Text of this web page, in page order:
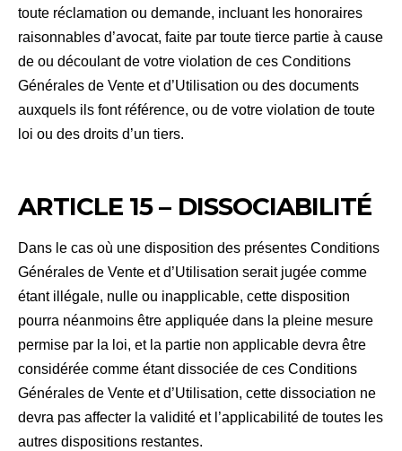
toute réclamation ou demande, incluant les honoraires
raisonnables d’avocat, faite par toute tierce partie à cause
de ou découlant de votre violation de ces Conditions
Générales de Vente et d’Utilisation ou des documents
auxquels ils font référence, ou de votre violation de toute
loi ou des droits d’un tiers.
ARTICLE 15 – DISSOCIABILITÉ
Dans le cas où une disposition des présentes Conditions
Générales de Vente et d’Utilisation serait jugée comme
étant illégale, nulle ou inapplicable, cette disposition
pourra néanmoins être appliquée dans la pleine mesure
permise par la loi, et la partie non applicable devra être
considérée comme étant dissociée de ces Conditions
Générales de Vente et d’Utilisation, cette dissociation ne
devra pas affecter la validité et l’applicabilité de toutes les
autres dispositions restantes.